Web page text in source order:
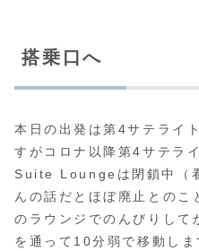
搭乗口へ
本日の出発は第4サテライ
すがコロナ以降第4サテラ
Suite Loungeは閉鎖中（
んの話だとほぼ廃止との
のラウンジでのんびりして
を通って10分弱で移動しま